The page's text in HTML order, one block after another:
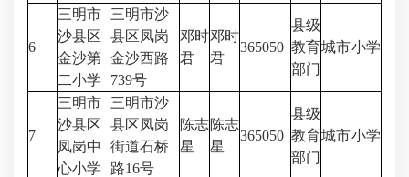
6
三明市
沙县区
金沙第
二小学
三明市沙
县区凤岗
金沙西路
739号
邓时
君
邓时
君
365050
县级
教育
部门
城市小学
7
三明市
沙县区
凤岗中
心小学
三明市沙
县区凤岗
街道石桥
路16号
陈志
星
陈志
星
365050
县级
教育
部门
城市小学